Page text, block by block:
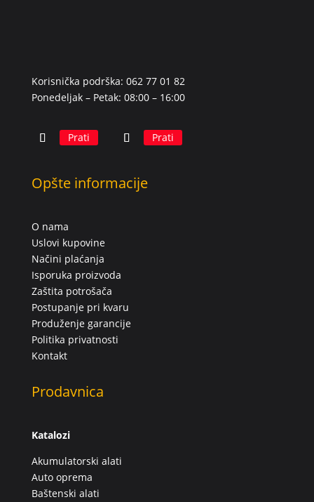
Korisnička podrška: 062 77 01 82
Ponedeljak – Petak: 08:00 – 16:00
Prati Prati
Opšte informacije
O nama
Uslovi kupovine
Načini plaćanja
Isporuka proizvoda
Zaštita potrošača
Postupanje pri kvaru
Produženje garancije
Politika privatnosti
Kontakt
Prodavnica
Katalozi
Akumulatorski alati
Auto oprema
Baštenski alati